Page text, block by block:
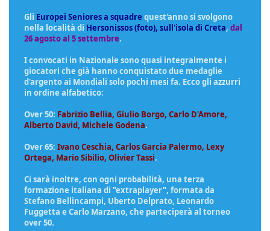
Gli Europei Seniores a squadre quest'anno si svolgono
nella località di Hersonissos (foto), sull'isola di Creta, dal
26 agosto al 5 settembre.
I convocati in Nazionale sono quasi integralmente i
giocatori che già hanno conquistato due medaglie
d'argento ai Mondiali solo pochi mesi fa. Ecco gli azzurri
in ordine alfabetico:
Over 50: Fabrizio Bellia, Giulio Borgo, Carlo D'Amore,
Alberto David, Michele Godena.
Over 65: Ivano Ceschia, Carlos Garcia Palermo, Lexy
Ortega, Mario Sibilio, Olivier Tassi.
Ci sarà inoltre, con ogni probabilità, una terza
formazione italiana di "extraplayer", formata da
Stefano Bellincampi, Uberto Delprato, Leonardo
Fuggetta e Carlo Marzano, che parteciperà al torneo
over 50.